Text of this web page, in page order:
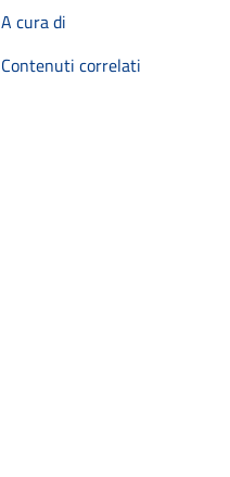
A cura di
Contenuti correlati